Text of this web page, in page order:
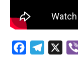
FacebookTelegram